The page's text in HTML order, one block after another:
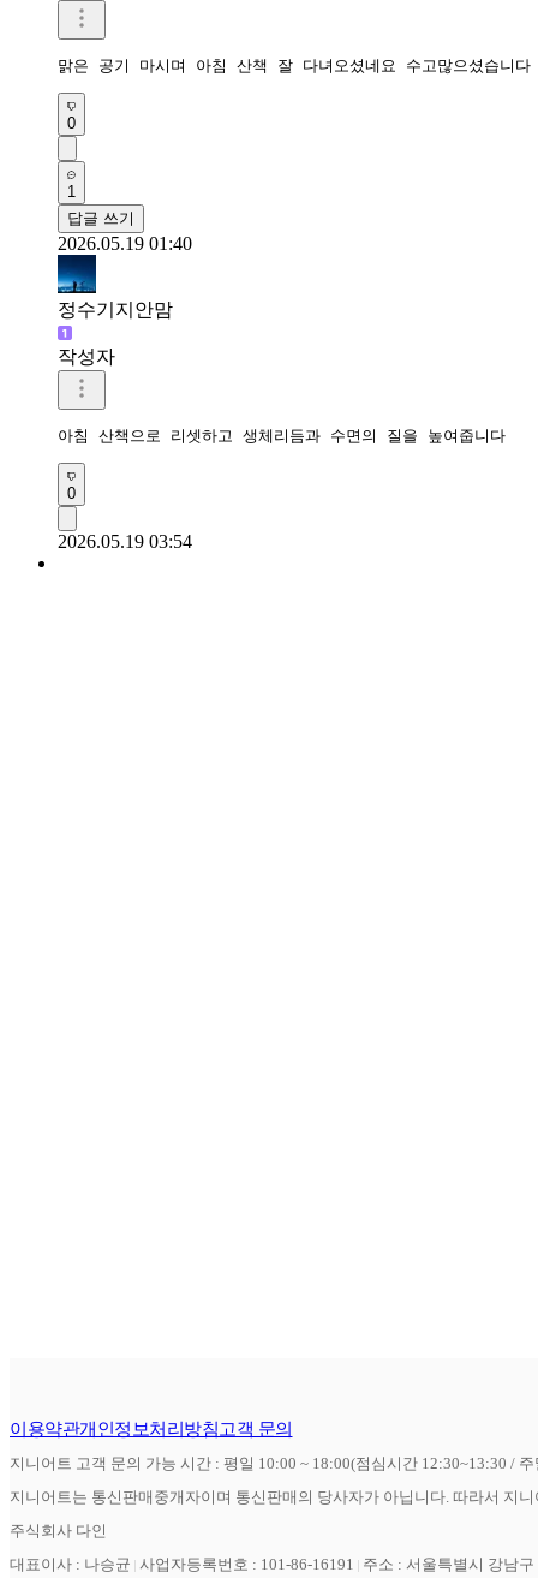
맑은 공기 마시며 아침 산책 잘 다녀오셨네요 수고많으셨습니다
0
1
답글 쓰기
2026.05.19 01:40
정수기지안맘
작성자
아침 산책으로 리셋하고 생체리듬과 수면의 질을 높여줍니다
0
2026.05.19 03:54
이용약관개인정보처리방침고객 문의
지니어트 고객 문의 가능 시간 : 평일 10:00 ~ 18:00(점심시간 12:30~13:30 /
지니어트는 통신판매중개자이며 통신판매의 당사자가 아닙니다. 따라서 지
주식회사 다인
대표이사 : 나승균 사업자등록번호 : 101-86-16191 주소 : 서울특별시 강남